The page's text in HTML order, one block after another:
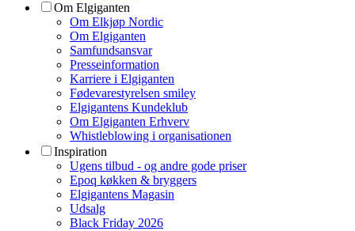
Om Elgiganten
Om Elkjøp Nordic
Om Elgiganten
Samfundsansvar
Presseinformation
Karriere i Elgiganten
Fødevarestyrelsen smiley
Elgigantens Kundeklub
Om Elgiganten Erhverv
Whistleblowing i organisationen
Inspiration
Ugens tilbud - og andre gode priser
Epoq køkken & bryggers
Elgigantens Magasin
Udsalg
Black Friday 2026